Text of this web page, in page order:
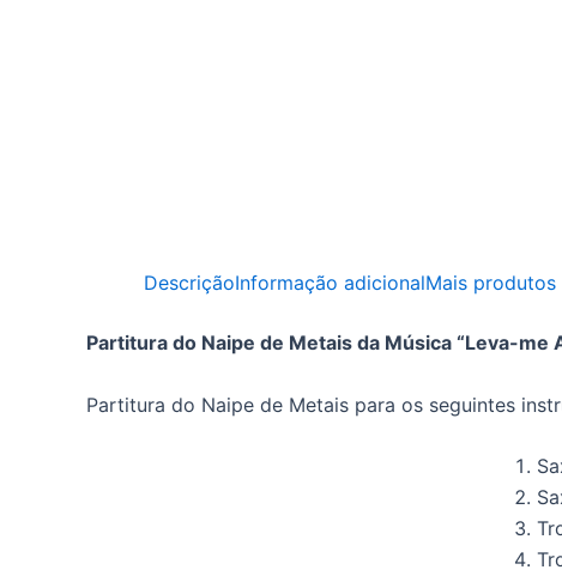
DescriçãoInformação adicionalMais produtos
Partitura do Naipe de Metais da Música “Leva-
Partitura do Naipe de Metais para os seguintes